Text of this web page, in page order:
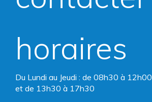
horaires
Du Lundi au Jeudi : de 08h30 à 12h00
et de 13h30 à 17h30